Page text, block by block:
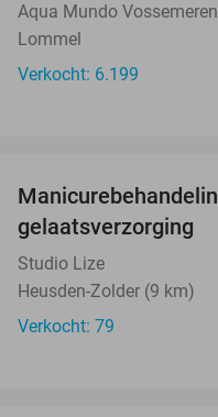
Aqua Mundo Vossemeren
Lommel
Verkocht: 6.199
gelaatsverzorging
Studio Lize
Heusden-Zolder (9 km)
Verkocht: 79